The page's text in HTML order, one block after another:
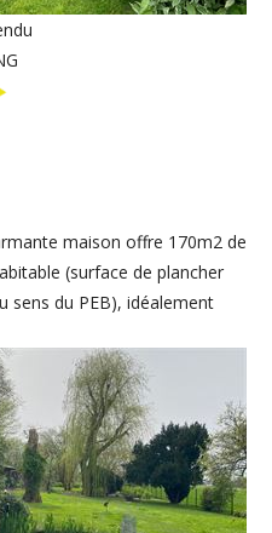
maison offre 170m2 de
(surface de plancher
sens du PEB), idéalement